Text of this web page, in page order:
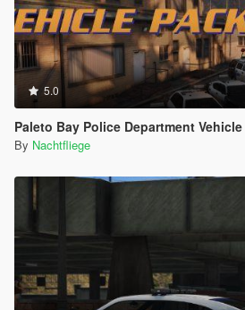
5.0
Paleto Bay Police Department Vehicle Pack
By Nachtfliege